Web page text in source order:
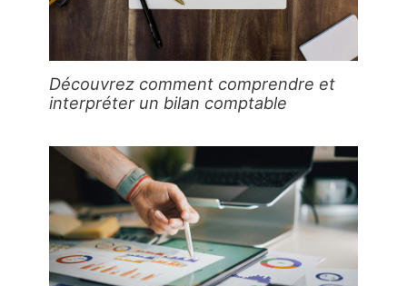
Découvrez comment comprendre et
interpréter un bilan comptable